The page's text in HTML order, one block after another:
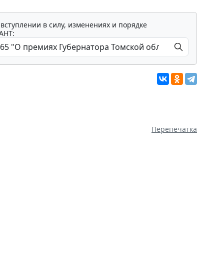
в силу, изменениях и порядке
Перепечатка